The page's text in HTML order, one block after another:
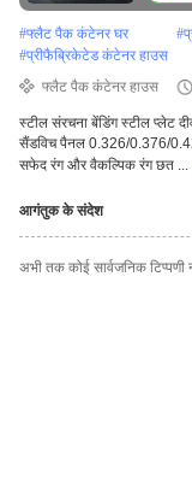
#फ्लैट पैक कंटेनर घर #
#प्रीफैब्रिकेटेड कंटेनर हाउस
फ्लैट पैक कंटेनर हाउस
स्टील संरचना बेंडिंग स्टील प्लेट
सैंडविच पैनल 0.326/0.376/
सफेद रंग और वैकल्पिक रंग छत ...
आगंतुक के संदेश
अभी तक कोई सार्वजनिक टिप्पणी